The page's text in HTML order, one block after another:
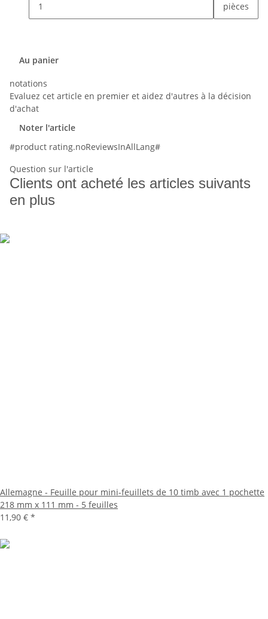
pièces
Au panier
notations
Evaluez cet article en premier et aidez d'autres à la décision
d'achat
Noter l'article
#product rating.noReviewsInAllLang#
Question sur l'article
Clients ont acheté les articles suivants
en plus
Allemagne - Feuille pour mini-feuillets de 10 timb avec 1 pochette
218 mm x 111 mm - 5 feuilles
11,90 € *